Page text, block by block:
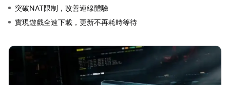
突破NAT限制，改善連線體驗
實現遊戲全速下載，更新不再耗時等待